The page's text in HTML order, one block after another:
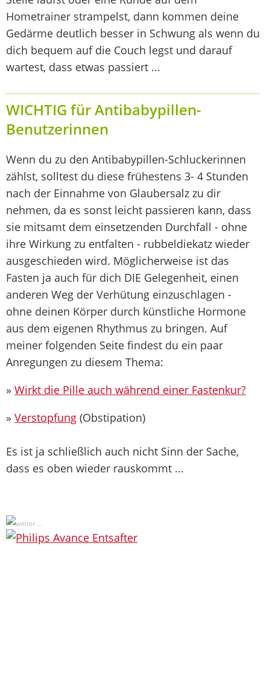
Hometrainer strampelst, dann kommen deine
Gedärme deutlich besser in Schwung als wenn du
dich bequem auf die Couch legst und darauf
wartest, dass etwas passiert ...
WICHTIG für Antibabypillen-
Benutzerinnen
Wenn du zu den Antibabypillen-Schluckerinnen
zählst, solltest du diese frühestens 3- 4 Stunden
nach der Einnahme von Glaubersalz zu dir
nehmen, da es sonst leicht passieren kann, dass
sie mitsamt dem einsetzenden Durchfall - ohne
ihre Wirkung zu entfalten - rubbeldiekatz wieder
ausgeschieden wird. Möglicherweise ist das
Fasten ja auch für dich DIE Gelegenheit, einen
anderen Weg der Verhütung einzuschlagen -
ohne deinen Körper durch künstliche Hormone
aus dem eigenen Rhythmus zu bringen. Auf
meiner folgenden Seite findest du ein paar
Anregungen zu diesem Thema:
» Wirkt die Pille auch während einer Fastenkur?
» Verstopfung (Obstipation)
Es ist ja schließlich auch nicht Sinn der Sache,
dass es oben wieder rauskommt ...